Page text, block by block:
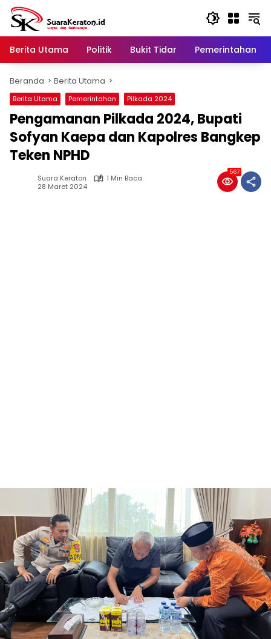
Langsung
konten
Berita Utama
Politik Bukit Tidar Pemerintahan
Beranda Berita Utama
Berita Utama Pemerintahan Pilkada 2024
Pengamanan Pilkada 2024, Bupati
Sofyan Kaepa dan Kapolres Bangkep
Teken NPHD
Suara Keraton
1 Min Baca
28 Maret 2024
567